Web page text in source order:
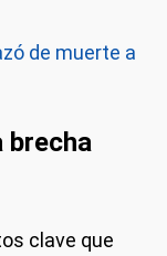
de muerte a
brecha
clave que